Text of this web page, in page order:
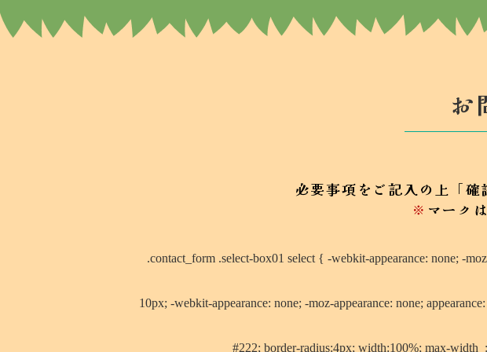
お
必要事項をご記入の上「
※ マーク
.contact_form .select-box01 select { -webkit-appearance: none; -
10px; -webkit-appearance: none; -moz-appearance: none;
#222; border-radius:4px; width:100%; max-